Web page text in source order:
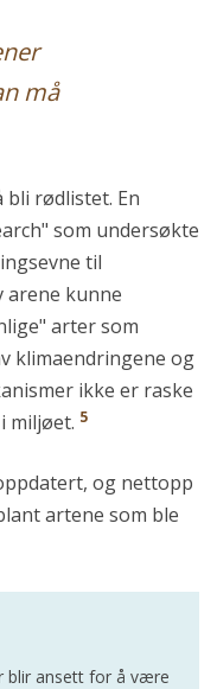
må
rødlistet. En
som undersøkte
til
arene kunne
arter som
klimaendringene og
ikke er raske
miljøet. 5
og nettopp
artene som ble
blir ansett for å være